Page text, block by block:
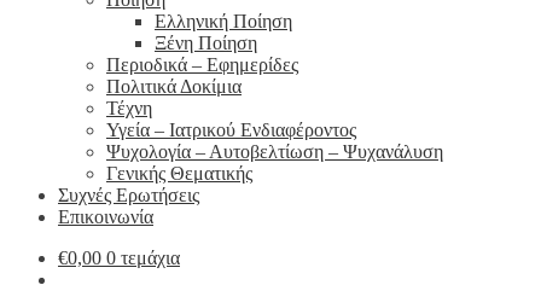
Ελληνική Ποίηση
Ξένη Ποίηση
Περιοδικά – Εφημερίδες
Πολιτικά Δοκίμια
Τέχνη
Υγεία – Ιατρικού Ενδιαφέροντος
Ψυχολογία – Αυτοβελτίωση – Ψυχανάλυση
Γενικής Θεματικής
Συχνές Ερωτήσεις
Επικοινωνία
€0,00 0 τεμάχια